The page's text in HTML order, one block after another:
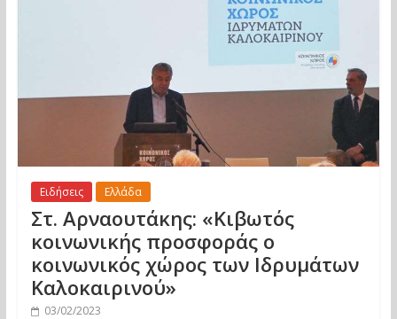
Ειδήσεις Ελλάδα
Στ. Αρναουτάκης: «Κιβωτός
κοινωνικής προσφοράς ο
κοινωνικός χώρος των Ιδρυμάτων
Καλοκαιρινού»
03/02/2023